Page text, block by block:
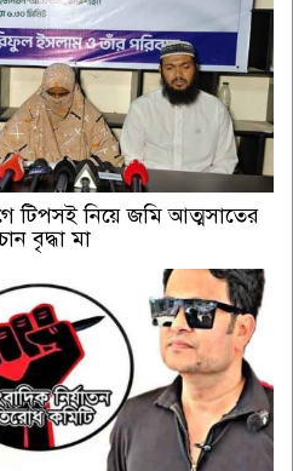
টিপসই নিয়ে জমি আত্মসাতের
বৃদ্ধা মা